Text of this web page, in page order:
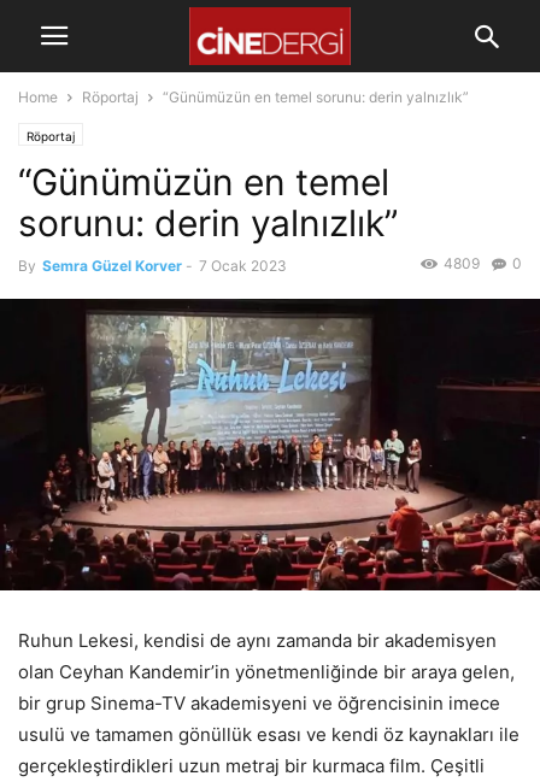
Home Röportaj “Günümüzün en temel sorunu: derin yalnızlık”
Röportaj
“Günümüzün en temel
sorunu: derin yalnızlık”
By Semra Güzel Korver - 7 Ocak 2023 0
4809
Ruhun Lekesi, kendisi de aynı zamanda bir akademisyen
olan Ceyhan Kandemir’in yönetmenliğinde bir araya gelen,
bir grup Sinema-TV akademisyeni ve öğrencisinin imece
usulü ve tamamen gönüllük esası ve kendi öz kaynakları ile
gerçekleştirdikleri uzun metraj bir kurmaca film. Çeşitli